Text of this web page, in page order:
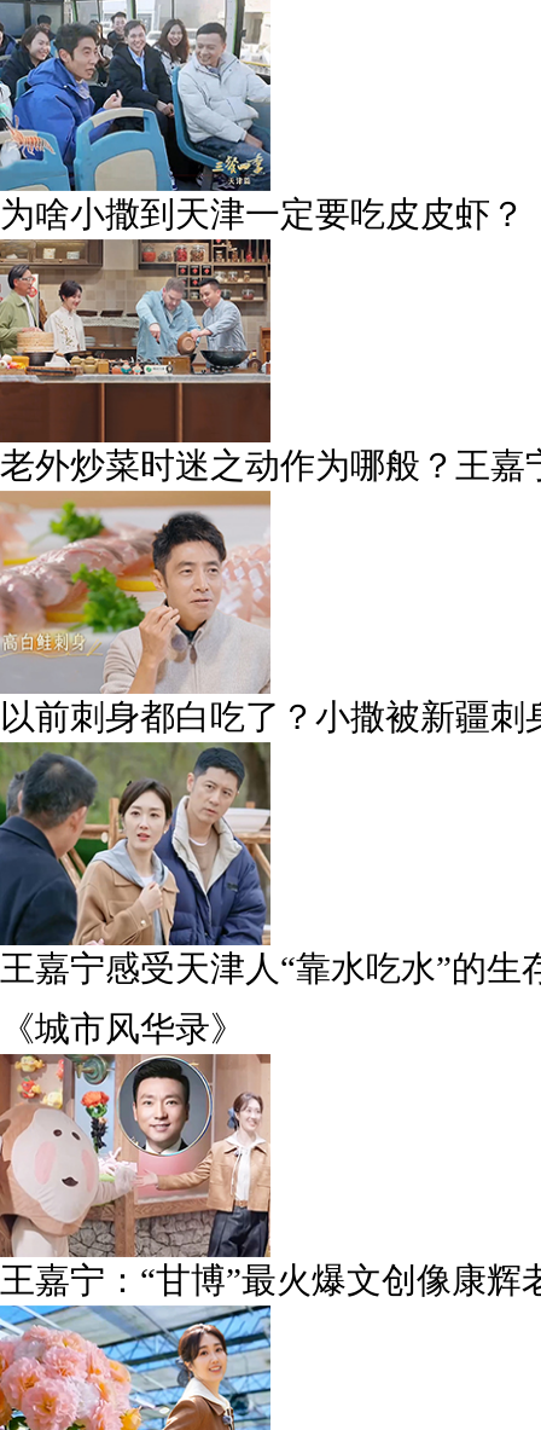
为啥小撒到天津一定要吃皮皮虾？
老外炒菜时迷之动作为哪般？王嘉
以前刺身都白吃了？小撒被新疆刺
王嘉宁感受天津人“靠水吃水”的生
《城市风华录》
王嘉宁：“甘博”最火爆文创像康辉